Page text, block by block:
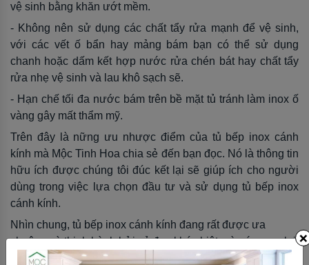
vệ sinh bằng khăn ướt mềm.
- Không nên sử dụng các chất tẩy rửa mạnh để vệ sinh,
với các vết ố bẩn hay mảng bám bạn có thể sử dụng
chanh hoặc dấm kết hợp nước rửa chén bát hay chất tẩy
rửa nhẹ vệ sinh và lau khô sạch sẽ.
- Hạn chế tối đa nước bám trên bề mặt tủ tránh làm inox ố
vàng gây mất thẩm mỹ.
Trên đây là nững ưu nhược điểm của tủ bếp inox cánh
kính mà Mộc Tinh Hoa chia sẻ đến bạn đọc. Nó là thông tin
hữu ích được chúng tôi đúc kết lại sẽ giúp ích cho người
dùng trong việc lựa chọn đầu tư và sử dụng tủ bếp inox
cánh kính.
Nhìn chung, tủ bếp inox cánh kính đang rất được ưa
chuộng và thịnh hành bởi vẻ đẹp khác biệt mà nó mang lại.
Nó tạo nên một không gian bếp hoàn hảo khi kết hợp với
×